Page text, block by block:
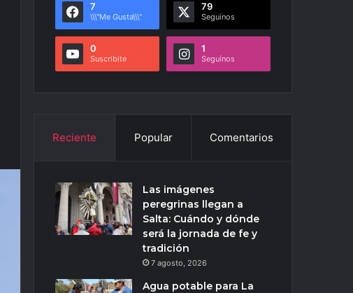
7
\\\"Me Gusta\\\"
79
Seguínos
0
Suscribite
1
Seguínos
Reciente Popular Comentarios
Las imágenes
peregrinas llegan a
Salta: Cuándo y dónde
será la jornada de fe y
tradición
7 agosto, 2026
Agua potable para La